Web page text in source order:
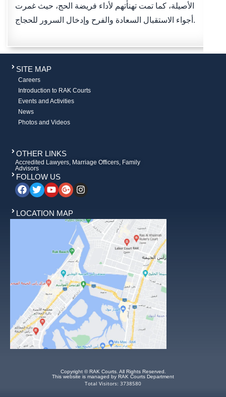
الأصيلة، كما تمت تهنأتهم لأداء فريضة الحج، حيث غمرت
أجواء الاستقبال السعادة والفرح وإدخال السرور للحجاج.
SITE MAP
Careers
Introduction to RAK Courts
Events and Activities
News
Photos and Videos
OTHER LINKS
Accredited Lawyers, Marriage Officers, Family
Advisors
FOLLOW US
LOCATION MAP
Copyright © RAK Courts. All Rights Reserved.
This website is managed by RAK Courts Department
Total Visitors: 3738580